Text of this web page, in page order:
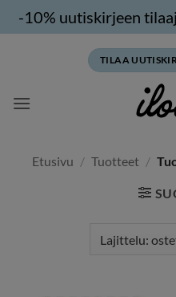
-10% uutiskirjeen
TILAA
Etusivu / Tuotteet /